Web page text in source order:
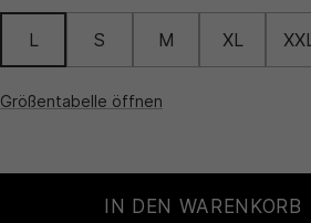
L S M XL XXL
Größentabelle öffnen
IN DEN WARENKORB